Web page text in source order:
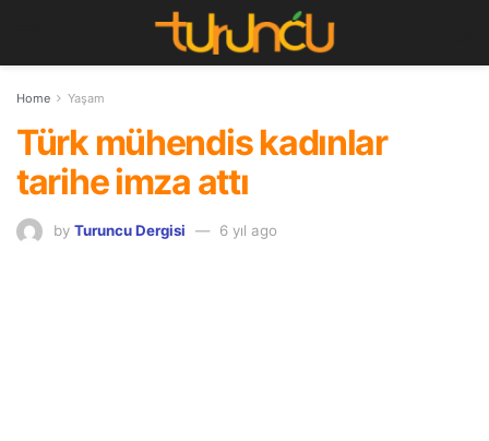
Home Yaşam
Türk mühendis kadınlar
tarihe imza attı
by Turuncu Dergisi 6 yıl ago